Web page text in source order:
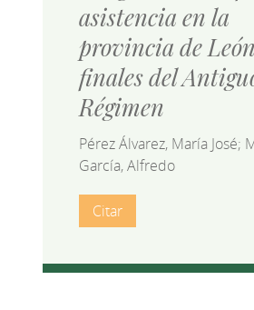
asistencia en la
provincia de
finales del
Régimen
Pérez Álvarez, María José;
García, Alfredo
Citar